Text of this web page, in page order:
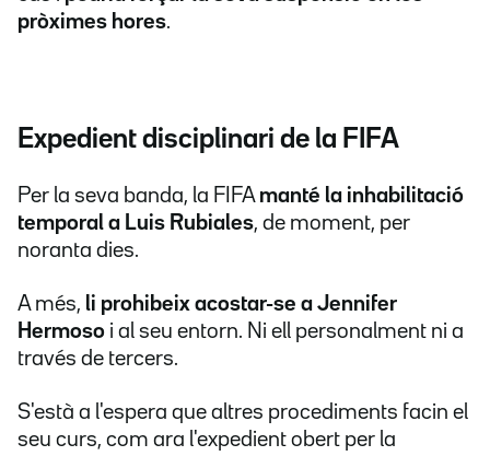
pròximes hores.
Expedient disciplinari de la FIFA
Per la seva banda, la FIFA manté la inhabilitació
temporal a Luis Rubiales, de moment, per
noranta dies.
A més, li prohibeix acostar-se a Jennifer
Hermoso i al seu entorn. Ni ell personalment ni a
través de tercers.
S'està a l'espera que altres procediments facin el
seu curs, com ara l'expedient obert per la